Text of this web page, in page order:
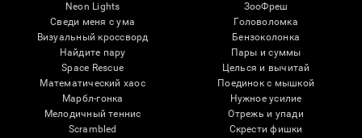
Neon Lights
Сведи меня с ума
Визуальный кроссворд
Найдите пару
Space Rescue
Математический хаос
Марбл-гонка
Мелодичный теннис
Scrambled
ЗооФреш
Головоломка
Бензоколонка
Пары и суммы
Целься и вычитай
Поединок с мышкой
Нужное усилие
Отрежь и упади
Скрести фишки